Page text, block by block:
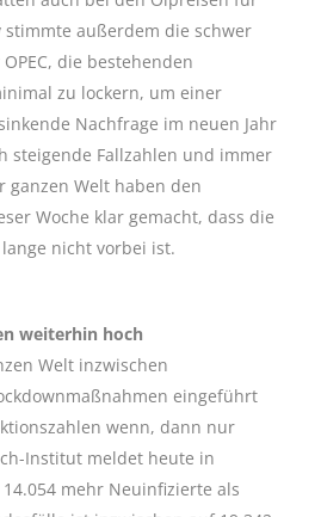
außerdem die schwer
die bestehenden
zu lockern, um einer
Nachfrage im neuen Jahr
steigende Fallzahlen und immer
ganzen Welt haben den
Woche klar gemacht, dass die
nicht vorbei ist.
weiterhin hoch
Welt inzwischen
eingeführt
wenn, dann nur
Institut meldet heute in
mehr Neuinfizierte als